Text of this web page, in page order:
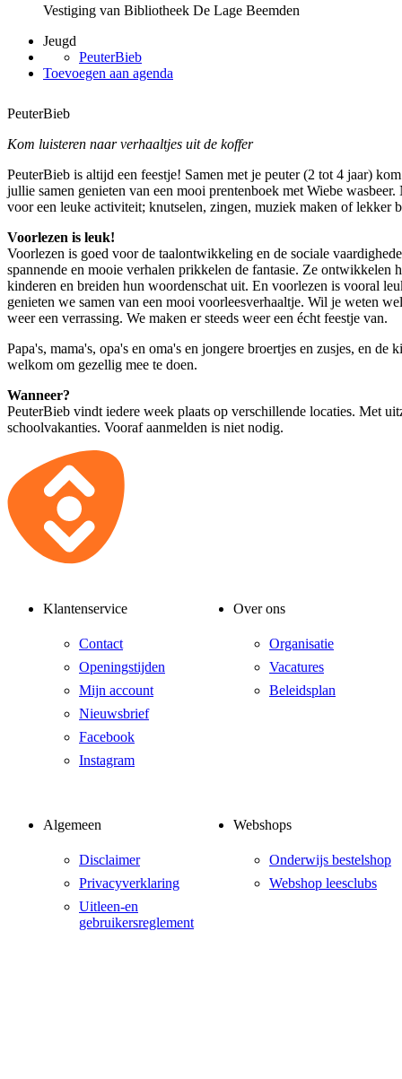
Vestiging van Bibliotheek De Lage Beemden
Jeugd
PeuterBieb
Toevoegen aan agenda
PeuterBieb
Kom luisteren naar verhaaltjes uit de koffer
PeuterBieb is altijd een feestje! Samen met je peuter (2 tot 4 jaar)
jullie samen genieten van een mooi prentenboek met Wiebe
voor een leuke activiteit; knutselen, zingen, muziek maken of lekker
Voorlezen is leuk!
Voorlezen is goed voor de taalontwikkeling en de sociale
spannende en mooie verhalen prikkelen de fantasie. Ze ontwikkelen
kinderen en breiden hun woordenschat uit. En voorlezen is vooral
genieten we samen van een mooi voorleesverhaaltje. Wil je weten
weer een verrassing. We maken er steeds weer een écht feestje van.
Papa's, mama's, opa's en oma's en jongere broertjes en zusjes, en de
welkom om gezellig mee te doen.
Wanneer?
PeuterBieb vindt iedere week plaats op verschillende locaties. Met
schoolvakanties. Vooraf aanmelden is niet nodig.
Klantenservice
Contact
Openingstijden
Mijn account
Nieuwsbrief
Facebook
Instagram
Over ons
Organisatie
Vacatures
Beleidsplan
Algemeen
Disclaimer
Privacyverklaring
Uitleen-en
gebruikersreglement
Webshops
Onderwijs bestelshop
Webshop leesclubs